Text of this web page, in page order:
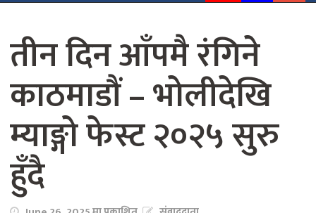
तीन दिन आँपमै रंगिने
काठमाडौं – भोलीदेखि
म्याङ्गो फेस्ट २०२५ सुरु
हुँदै